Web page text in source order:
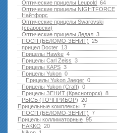
64
Оптические прицелы Leupold
Оптические прицелы NIGHTFORCE
Найтфорс
Оптические прицелы Swarovski
(сваровски)
3
Оптические прицелы Дедал
25
ПОСП (БЕЛОМО-ЗЕНИТ)
13
прицел Docter
4
Прицелы Hawke
3
Прицелы Carl Zeiss
3
Прицелы KAPS
0
Прицелы Yukon
0
Прицелы Yukon Jaeger
0
Прицелы Yukon (Craft)
8
Прицелы ЗЕНИТ (Красногорск)
20
РЫСЬ (ТОЧПРИБОР)
7
Прицельные комплексы
7
ПОСП (БЕЛОМО-ЗЕНИТ)
95
Прицелы коллиматорные
20
HAKKO